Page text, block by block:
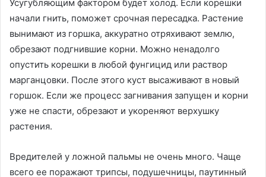
Усугубляющим фактором будет холод. Если корешки
начали гнить, поможет срочная пересадка. Растение
вынимают из горшка, аккуратно отряхивают землю,
обрезают подгнившие корни. Можно ненадолго
опустить корешки в любой фунгицид или раствор
марганцовки. После этого куст высаживают в новый
горшок. Если же процесс загнивания запущен и корни
уже не спасти, обрезают и укореняют верхушку
растения.
Вредителей у ложной пальмы не очень много. Чаще
всего ее поражают трипсы, подушечницы, паутинный